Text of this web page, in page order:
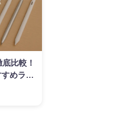
比較！
めラン